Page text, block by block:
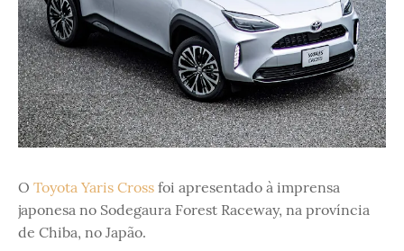
O Toyota Yaris Cross foi apresentado à imprensa
japonesa no Sodegaura Forest Raceway, na província
de Chiba, no Japão.